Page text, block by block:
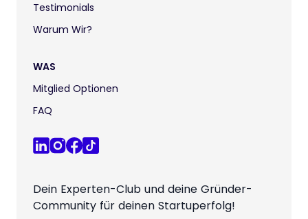
Testimonials
Warum Wir?
WAS
Mitglied Optionen
FAQ
Dein Experten-Club und deine Gründer-
Community für deinen Startuperfolg!